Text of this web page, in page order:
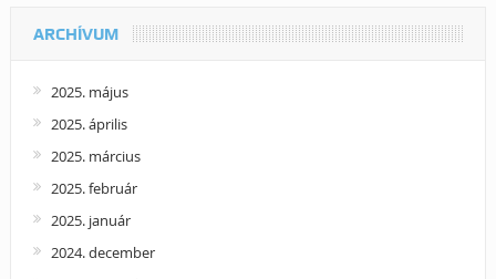
ARCHÍVUM
2025. május
2025. április
2025. március
2025. február
2025. január
2024. december